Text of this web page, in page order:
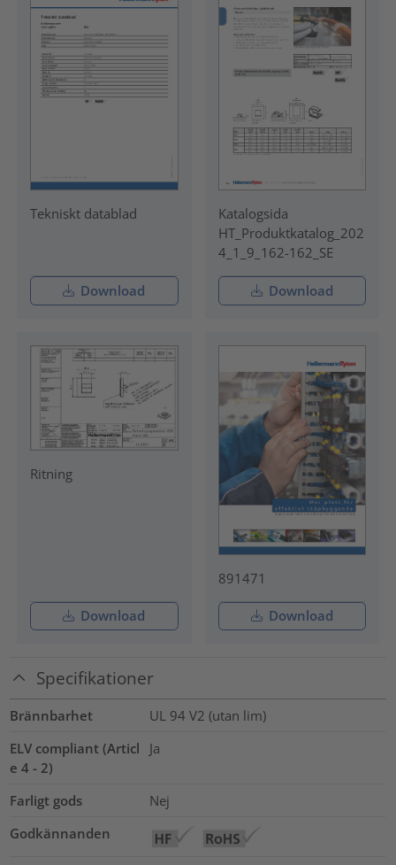
Tekniskt datablad
Download
Katalogsida
HT_Produktkatalog_202
4_1_9_162-162_SE
Download
Ritning
Download
891471
Download
Specifikationer
Brännbarhet
UL 94 V2 (utan lim)
ELV compliant (Articl
e 4 - 2)
Ja
Farligt gods
Nej
Godkännanden